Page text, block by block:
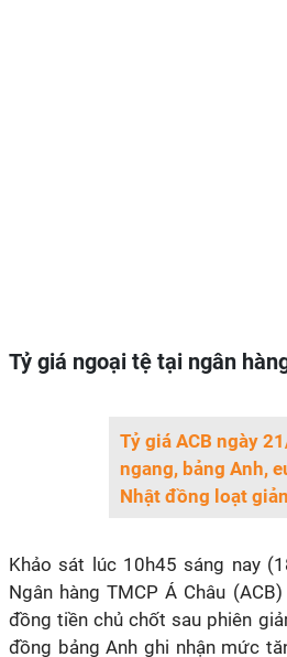
Tỷ giá ngoại tệ tại ngân
Tỷ giá ACB ngày
ngang, bảng Anh,
Nhật đồng loạt
Khảo sát lúc 10h45 sáng nay
Ngân hàng TMCP Á Châu
đồng tiền chủ chốt sau phiên
đồng bảng Anh ghi nhận mức